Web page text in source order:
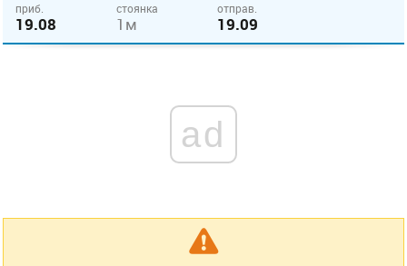
приб.
19.08
стоянка
1м
отправ.
19.09
ad